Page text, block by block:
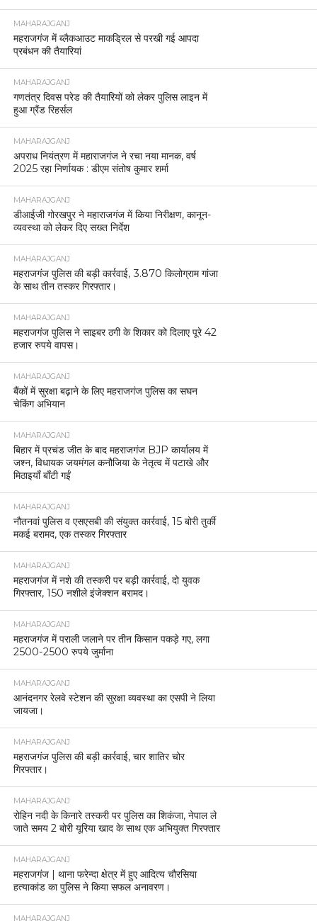
MAHARAJGANJ
महराजगंज में ब्लैकआउट माकड्रिल से परखी गई आपदा
प्रबंधन की तैयारियां
MAHARAJGANJ
गणतंत्र दिवस परेड की तैयारियों को लेकर पुलिस लाइन में
हुआ ग्रैंड रिहर्सल
MAHARAJGANJ
अपराध नियंत्रण में महाराजगंज ने रचा नया मानक, वर्ष
2025 रहा निर्णायक : डीएम संतोष कुमार शर्मा
MAHARAJGANJ
डीआईजी गोरखपुर ने महाराजगंज में किया निरीक्षण, कानून-
व्यवस्था को लेकर दिए सख्त निर्देश
MAHARAJGANJ
महराजगंज पुलिस की बड़ी कार्रवाई, 3.870 किलोग्राम गांजा
के साथ तीन तस्कर गिरफ्तार।
MAHARAJGANJ
महराजगंज पुलिस ने साइबर ठगी के शिकार को दिलाए पूरे 42
हजार रुपये वापस।
MAHARAJGANJ
बैंकों में सुरक्षा बढ़ाने के लिए महराजगंज पुलिस का सघन
चेकिंग अभियान
MAHARAJGANJ
बिहार में प्रचंड जीत के बाद महराजगंज BJP कार्यालय में
जश्न, विधायक जयमंगल कनौजिया के नेतृत्व में पटाखे और
मिठाइयाँ बाँटी गईं
MAHARAJGANJ
नौतनवां पुलिस व एसएसबी की संयुक्त कार्रवाई, 15 बोरी तुर्की
मकई बरामद, एक तस्कर गिरफ्तार
MAHARAJGANJ
महराजगंज में नशे की तस्करी पर बड़ी कार्रवाई, दो युवक
गिरफ्तार, 150 नशीले इंजेक्शन बरामद।
MAHARAJGANJ
महराजगंज में पराली जलाने पर तीन किसान पकड़े गए, लगा
2500-2500 रुपये जुर्माना
MAHARAJGANJ
आनंदनगर रेलवे स्टेशन की सुरक्षा व्यवस्था का एसपी ने लिया
जायजा।
MAHARAJGANJ
महराजगंज पुलिस की बड़ी कार्रवाई, चार शातिर चोर
गिरफ्तार।
MAHARAJGANJ
रोहिन नदी के किनारे तस्करी पर पुलिस का शिकंजा, नेपाल ले
जाते समय 2 बोरी यूरिया खाद के साथ एक अभियुक्त गिरफ्तार
MAHARAJGANJ
महराजगंज | थाना फरेन्दा क्षेत्र में हुए आदित्य चौरसिया
हत्याकांड का पुलिस ने किया सफल अनावरण।
MAHARAJGANJ